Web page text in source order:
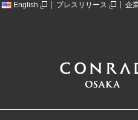
English プレスリリース 企